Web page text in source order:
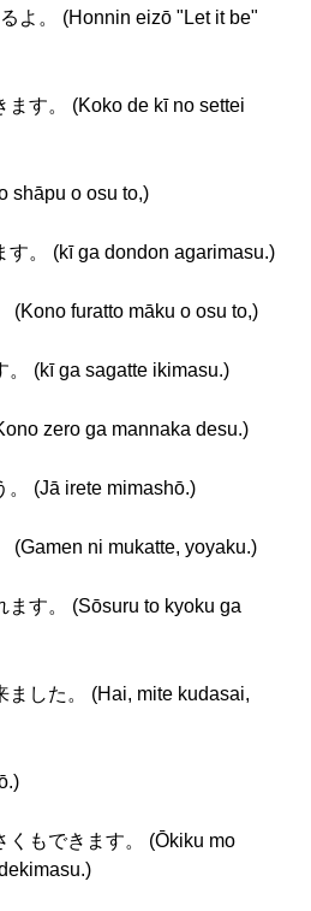
よ。 (Honnin eizō "Let it be"
ます。 (Koko de kī no settei
shāpu o osu to,)
す。 (kī ga dondon agarimasu.)
(Kono furatto māku o osu to,)
。 (kī ga sagatte ikimasu.)
zero ga mannaka desu.)
。 (Jā irete mimashō.)
(Gamen ni mukatte, yoyaku.)
ます。 (Sōsuru to kyoku ga
ました。 (Hai, mite kudasai,
くもできます。 (Ōkiku mo